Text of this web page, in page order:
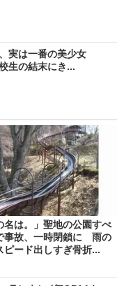
実は一番の美少女
の結末にき...
名は。」聖地の公園すべ
事故、一時閉鎖に 雨の
ピード出しすぎ骨折...